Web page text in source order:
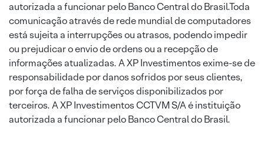
autorizada a funcionar pelo Banco Central do Brasil.Toda
comunicação através de rede mundial de computadores
está sujeita a interrupções ou atrasos, podendo impedir
ou prejudicar o envio de ordens ou a recepção de
informações atualizadas. A XP Investimentos exime-se de
responsabilidade por danos sofridos por seus clientes,
por força de falha de serviços disponibilizados por
terceiros. A XP Investimentos CCTVM S/A é instituição
autorizada a funcionar pelo Banco Central do Brasil.